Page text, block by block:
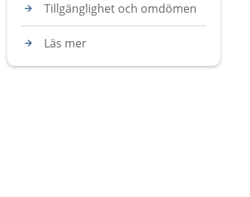
Tillgänglighet och omdömen
Läs mer